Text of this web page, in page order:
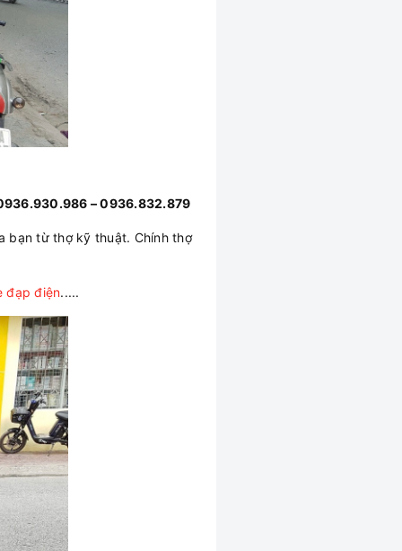
– 0936.832.879
bạn từ thợ kỹ thuật. Chính thợ
đạp điện.....